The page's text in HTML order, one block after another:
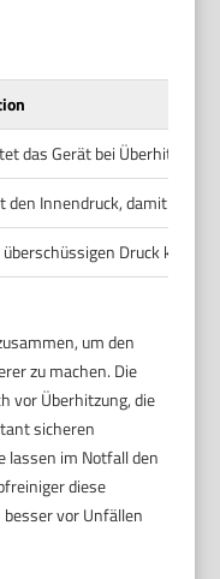
das Gerät bei Überhitzung
den Innendruck, damit er
Druck
um den
zu machen. Die
vor Überhitzung, die
sicheren
lassen im Notfall den
diese
vor Unfällen